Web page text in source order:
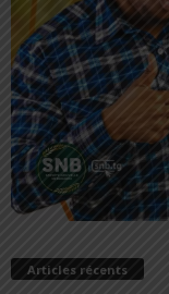
Articles récents